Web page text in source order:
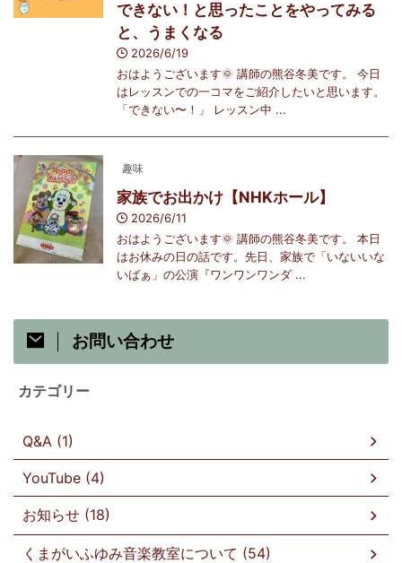
できない！と思ったことをやってみる
と、うまくなる
2026/6/19
おはようございます🌞 講師の熊谷冬美です。 今日
はレッスンでの一コマをご紹介したいと思います。
「できない〜！」 レッスン中 ...
趣味
家族でお出かけ【NHKホール】
2026/6/11
おはようございます🌞 講師の熊谷冬美です。 本日
はお休みの日の話です。先日、家族で「いないいな
いばぁ」の公演『ワンワンワンダ ...
お問い合わせ
カテゴリー
Q&A (1)
YouTube (4)
お知らせ (18)
くまがいふゆみ音楽教室について (54)